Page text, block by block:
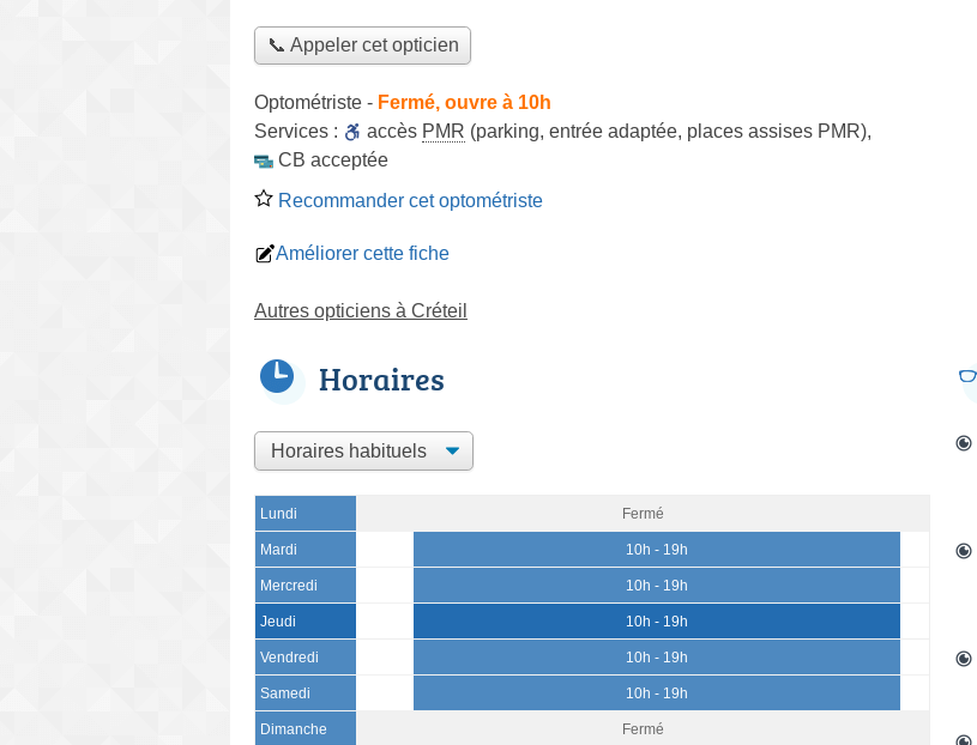
📞 Appeler cet opticien
Optométriste - Fermé, ouvre à 10h
Services :
accès PMR (parking, entrée adaptée, places assises PMR),
CB acceptée
Recommander cet optométriste
Améliorer cette fiche
Autres opticiens à Créteil
Horaires
Lundi Fermé
Mardi 10h - 19h
Mercredi 10h - 19h
Jeudi 10h - 19h
Vendredi 10h - 19h
Samedi 10h - 19h
Dimanche Fermé